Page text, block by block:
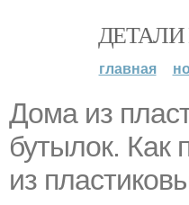
ДЕТАЛИ
главная
Дома из
бутылок. Как
из